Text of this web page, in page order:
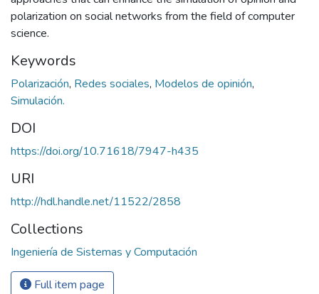
polarization on social networks from the field of computer
science.
Keywords
Polarización, Redes sociales, Modelos de opinión,
Simulación.
DOI
https://doi.org/10.71618/7947-h435
URI
http://hdl.handle.net/11522/2858
Collections
Ingeniería de Sistemas y Computación
Full item page